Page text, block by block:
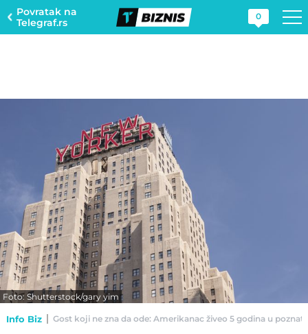
Povratak na
Telegraf.rs
0
Foto: Shutterstock/gary yim
Info Biz Gost koji ne zna da ode: Amerikanac živeo 5 godina u